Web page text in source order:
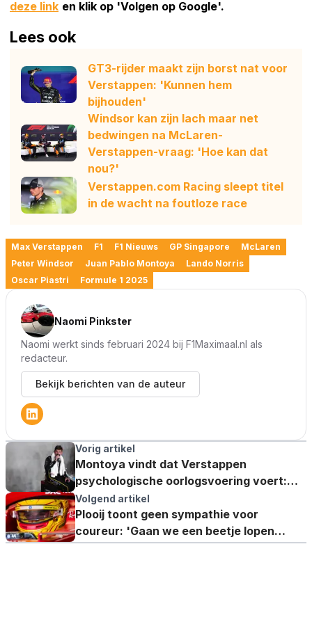
deze link en klik op 'Volgen op Google'.
Lees ook
GT3-rijder maakt zijn borst nat voor
Verstappen: 'Kunnen hem
bijhouden'
Windsor kan zijn lach maar net
bedwingen na McLaren-
Verstappen-vraag: 'Hoe kan dat
nou?'
Verstappen.com Racing sleept titel
in de wacht na foutloze race
Max Verstappen F1 F1 Nieuws GP Singapore
McLaren
Peter Windsor
Juan Pablo Montoya
Lando Norris
Oscar Piastri
Formule 1 2025
Naomi Pinkster
Naomi werkt sinds februari 2024 bij F1Maximaal.nl als
redacteur.
Bekijk berichten van de auteur
Vorig artikel
Montoya vindt dat Verstappen
psychologische oorlogsvoering voert:
'Het is angstaanjagend'
Volgend artikel
Plooij toont geen sympathie voor
coureur: 'Gaan we een beetje lopen
janken?'